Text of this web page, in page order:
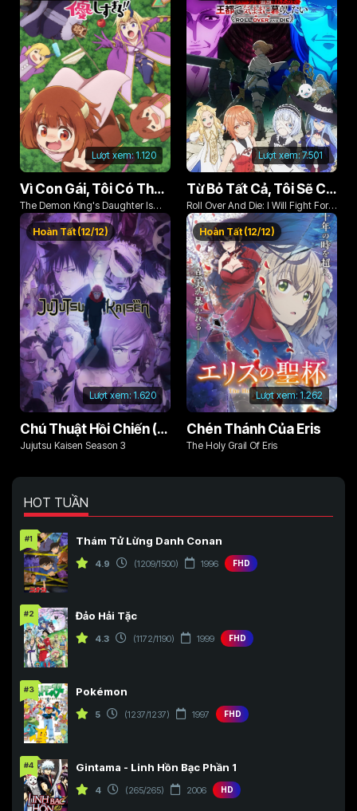
Lượt xem: 1.120
Vì Con Gái, Tôi Có Thể Đánh Bại Cả Ma Vương
The Demon King's Daughter Is
Too Kind!!
Lượt xem:7.501
Từ Bỏ Tất Cả, Tôi Sẽ Chiến Đấu Cho Một Cuộc Sống Bình Thường Với Tình Yêu Của Đời Mình Và Chiếc Thanh Kiếm Bị Nguyền Rủa!
Roll Over And Die: I Will Fight For
An Ordinary Life With My Love And
Cursed Sword!
Lượt xem: 1.620
Hoàn Tất (12/12)
Chú Thuật Hồi Chiến (Phần 3)
Jujutsu Kaisen Season 3
Lượt xem: 1.262
Hoàn Tất (12/12)
Chén Thánh Của Eris
The Holy Grail Of Eris
HOT TUẦN
#1 Thám Tử Lừng Danh Conan
4.9 (1209/1500) 1996 FHD
#2 Đảo Hải Tặc
4.3 (1172/1190) 1999 FHD
#3 Pokémon
5 (1237/1237) 1997 FHD
#4 Gintama - Linh Hồn Bạc Phần 1
4 (265/265) 2006 HD